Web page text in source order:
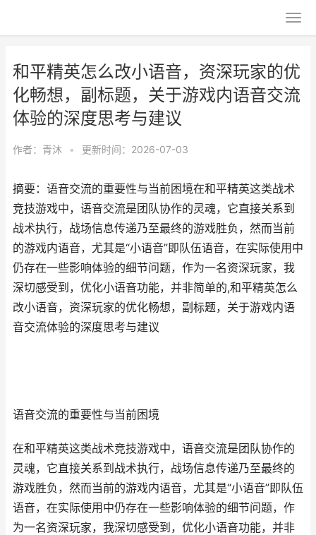
和平精英怎么改小语音，资深玩家的优
化畅想，副标题，关于游戏内语音交流
体验的深度思考与建议
作者： 青沐 • 更新时间：2026-07-03
摘要：语音交流的重要性与当前困境在和平精英这类战术
竞技游戏中，语音交流是团队协作的灵魂，它直接关系到
战术执行，战场信息传递乃至最终的游戏胜负，然而当前
的游戏内语音，尤其是“小语音”即队伍语音，在实际使用中
仍存在一些影响体验的细节问题，作为一名资深玩家，我
深切感受到，优化小语音功能，并非简单的,和平精英怎么
改小语音，资深玩家的优化畅想，副标题，关于游戏内语
音交流体验的深度思考与建议
语音交流的重要性与当前困境
在和平精英这类战术竞技游戏中，语音交流是团队协作的
灵魂，它直接关系到战术执行，战场信息传递乃至最终的
游戏胜负，然而当前的游戏内语音，尤其是“小语音”即队伍
语音，在实际使用中仍存在一些影响体验的细节问题，作
为一名资深玩家，我深切感受到，优化小语音功能，并非